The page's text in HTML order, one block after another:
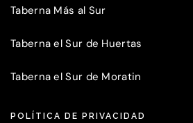
Taberna Más al Sur
Taberna el Sur de Huertas
Taberna el Sur de Moratin
POLÍTICA DE PRIVACIDAD